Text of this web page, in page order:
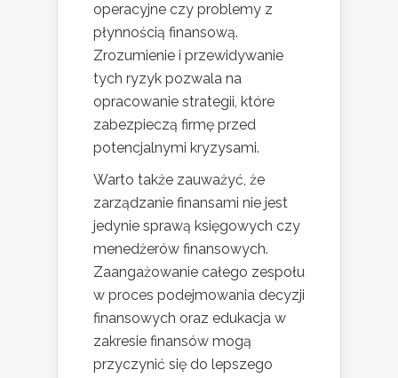
operacyjne czy problemy z
płynnością finansową.
Zrozumienie i przewidywanie
tych ryzyk pozwala na
opracowanie strategii, które
zabezpieczą firmę przed
potencjalnymi kryzysami.
Warto także zauważyć, że
zarządzanie finansami nie jest
jedynie sprawą księgowych czy
menedżerów finansowych.
Zaangażowanie całego zespołu
w proces podejmowania decyzji
finansowych oraz edukacja w
zakresie finansów mogą
przyczynić się do lepszego